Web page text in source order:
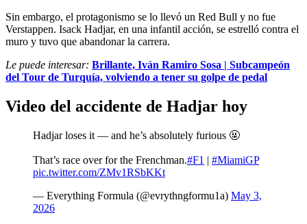
Sin embargo, el protagonismo se lo llevó un Red Bull y no fue
Verstappen. Isack Hadjar, en una infantil acción, se estrelló contra el
muro y tuvo que abandonar la carrera.
Le puede interesar: Brillante, Iván Ramiro Sosa | Subcampeón
del Tour de Turquía, volviendo a tener su golpe de pedal
Video del accidente de Hadjar hoy
Hadjar loses it — and he’s absolutely furious 🤬
That’s race over for the Frenchman.#F1 | #MiamiGP
pic.twitter.com/ZMv1RSbKKt
— Everything Formula (@evrythngformu1a) May 3,
2026